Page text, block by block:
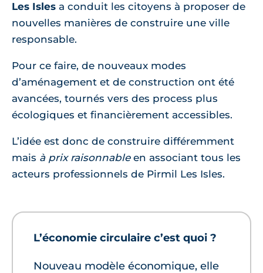
Les Isles a conduit les citoyens à proposer de
nouvelles manières de construire une ville
responsable.
Pour ce faire, de nouveaux modes
d’aménagement et de construction ont été
avancées, tournés vers des process plus
écologiques et financièrement accessibles.
L’idée est donc de construire différemment
mais à prix raisonnableen associant tous les
acteurs professionnels de Pirmil Les Isles.
L’économie circulaire c’est quoi ?
Nouveau modèle économique, elle